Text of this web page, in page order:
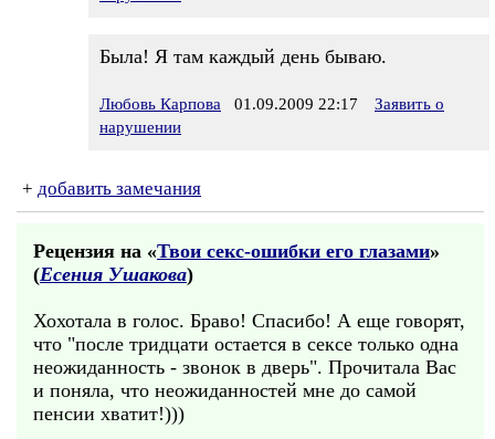
Была! Я там каждый день бываю.
Любовь Карпова 01.09.2009 22:17
Заявить о
нарушении
+ добавить замечания
Рецензия на «Твои секс-ошибки его глазами»
(Есения Ушакова)
Хохотала в голос. Браво! Спасибо! А еще говорят,
что "после тридцати остается в сексе только одна
неожиданность - звонок в дверь". Прочитала Вас
и поняла, что неожиданностей мне до самой
пенсии хватит!)))